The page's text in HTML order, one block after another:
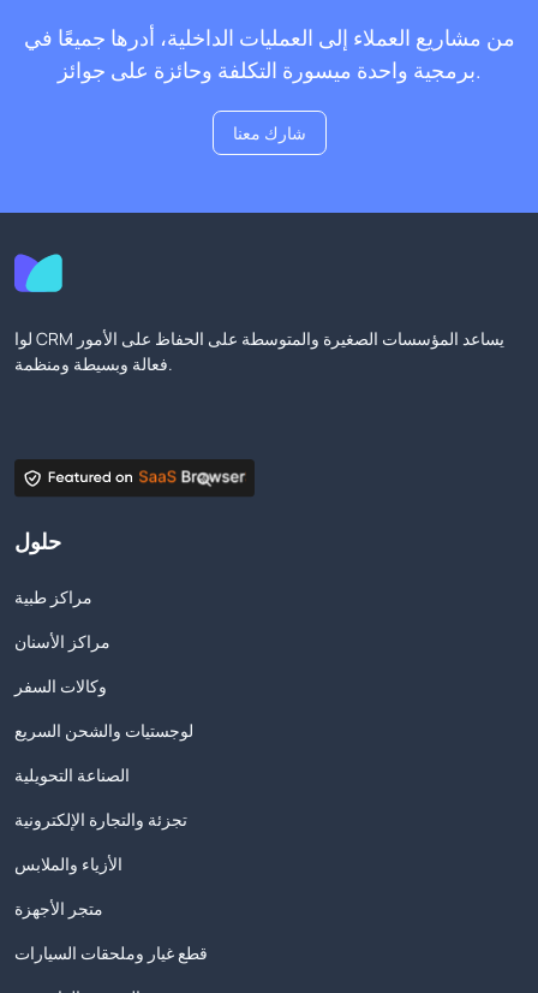
من مشاريع العملاء إلى العمليات الداخلية، أدرها جميعًا في
برمجية واحدة ميسورة التكلفة وحائزة على جوائز.
شارك معنا
لوا CRM يساعد المؤسسات الصغيرة والمتوسطة على الحفاظ على الأمور
فعالة وبسيطة ومنظمة.
حلول
مراكز طبية
مراكز الأسنان
وكالات السفر
لوجستيات والشحن السريع
الصناعة التحويلية
تجزئة والتجارة الإلكترونية
الأزياء والملابس
متجر الأجهزة
قطع غيار وملحقات السيارات